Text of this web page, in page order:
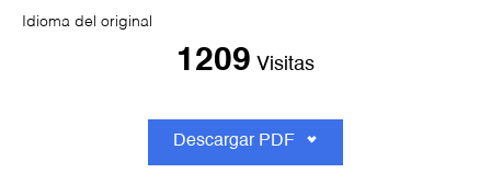
Idioma del original
1209 Visitas
Descargar PDF